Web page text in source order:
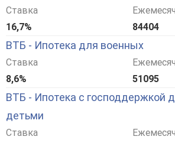
Ставка
16,7%
84404
ВТБ - Ипотека для военных
Ставка
8,6%
51095
ВТБ - Ипотека с господдержкой
детьми
Ставка